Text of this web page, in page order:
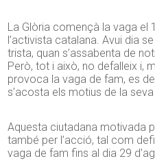
La Glòria començà la vaga el
l’activista catalana. Avui dia
trista, quan s’assabenta de
Però, tot i això, no defalleix i,
provoca la vaga de fam, es
s’acosta els motius de la
Aquesta ciutadana motivada
també per l’acció, tal com
vaga de fam fins al dia 29